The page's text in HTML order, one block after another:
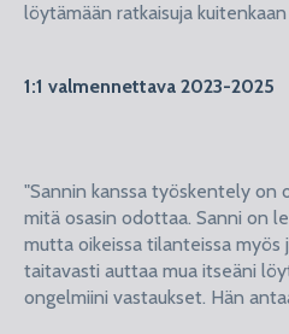
löytämään ratkaisuja
1:1 valmennettava 2023-2025
"Sannin kanssa työskentely on
mitä osasin odottaa. Sanni on
mutta oikeissa tilanteissa myös
taitavasti auttaa mua itseäni
ongelmiini vastaukset. Hän